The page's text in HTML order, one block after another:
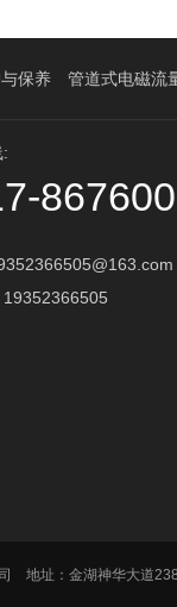
保养 管道式电磁流
司 地址：金湖神华大道